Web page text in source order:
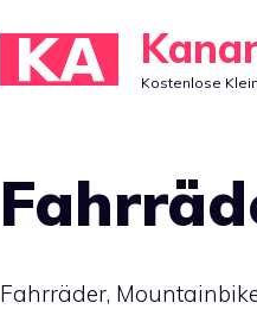
Kostenlose
Fahrräder,